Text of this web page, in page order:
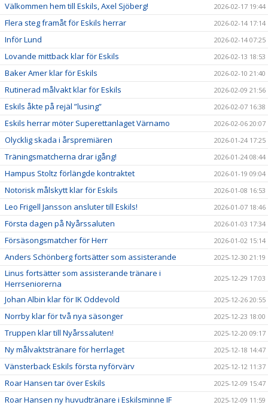
Välkommen hem till Eskils, Axel Sjöberg! 2026-02-17 19:44
Flera steg framåt för Eskils herrar 2026-02-14 17:14
Inför Lund 2026-02-14 07:25
Lovande mittback klar för Eskils 2026-02-13 18:53
Baker Amer klar för Eskils 2026-02-10 21:40
Rutinerad målvakt klar för Eskils 2026-02-09 21:56
Eskils åkte på rejäl ”lusing” 2026-02-07 16:38
Eskils herrar möter Superettanlaget Värnamo 2026-02-06 20:07
Olycklig skada i årspremiären 2026-01-24 17:25
Träningsmatcherna drar igång! 2026-01-24 08:44
Hampus Stoltz förlängde kontraktet 2026-01-19 09:04
Notorisk målskytt klar för Eskils 2026-01-08 16:53
Leo Frigell Jansson ansluter till Eskils! 2026-01-07 18:46
Första dagen på Nyårssaluten 2026-01-03 17:34
Försäsongsmatcher för Herr 2026-01-02 15:14
Anders Schönberg fortsätter som assisterande 2025-12-30 21:19
Linus fortsätter som assisterande tränare i
Herrseniorerna
2025-12-29 17:03
Johan Albin klar för IK Oddevold 2025-12-26 20:55
Norrby klar för två nya säsonger 2025-12-23 18:00
Truppen klar till Nyårssaluten! 2025-12-20 09:17
Ny målvaktstränare för herrlaget 2025-12-18 14:47
Vänsterback Eskils första nyförvärv 2025-12-12 11:37
Roar Hansen tar över Eskils 2025-12-09 15:47
Roar Hansen ny huvudtränare i Eskilsminne IF 2025-12-09 11:59